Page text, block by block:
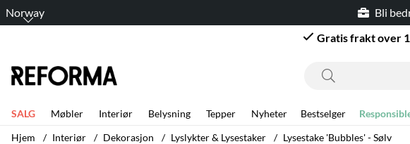
Norway
Bli
Gratis frakt over
SALG Møbler Interiør Belysning Tepper Nyheter Bestselger
Hjem
Interiør Dekorasjon Lyslykter & Lysestaker Lysestake 'Bubbles' - Sølv